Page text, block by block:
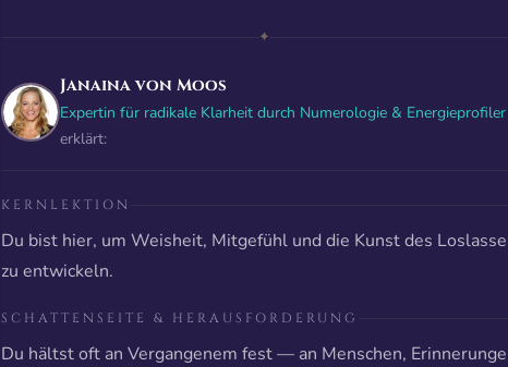
✦
Janaina von Moos
Expertin für radikale Klarheit durch Numerologie & Energieprofiler
erklärt:
KERNLEKTION
Du bist hier, um Weisheit, Mitgefühl und die Kunst des
zu entwickeln.
SCHATTENSEITE & HERAUSFORDERUNG
Du hältst oft an Vergangenem fest — an Menschen,